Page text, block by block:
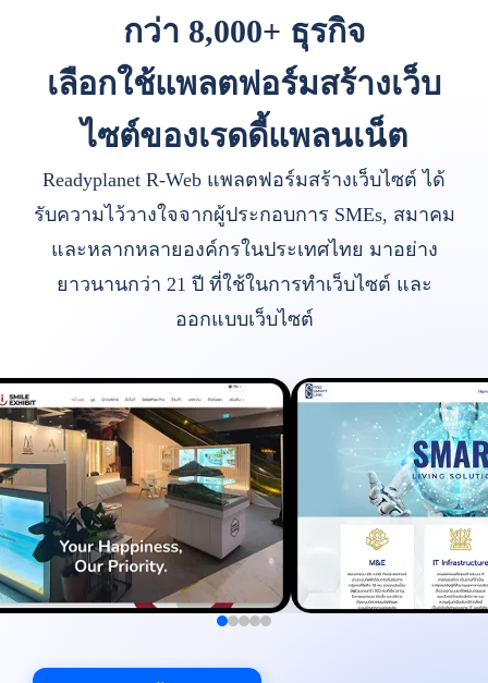
กว่า 8,000+ ธุรกิจ
เลือกใช้แพลตฟอร์มสร้างเว็บ
ไซต์ของเรดดี้แพลนเน็ต
Readyplanet R-Web แพลตฟอร์มสร้างเว็บไซต์ ได้
รับความไว้วางใจจากผู้ประกอบการ SMEs, สมาคม
และหลากหลายองค์กรในประเทศไทย มาอย่าง
ยาวนานกว่า 21 ปี ที่ใช้ในการทำเว็บไซต์ และ
ออกแบบเว็บไซต์